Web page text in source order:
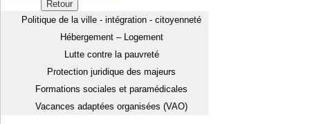
Retour
Politique de la ville - intégration - citoyenneté
Hébergement – Logement
Lutte contre la pauvreté
Protection juridique des majeurs
Formations sociales et paramédicales
Vacances adaptées organisées (VAO)